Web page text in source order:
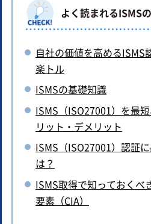
よく読まれるISMS
自社の価値を高めるISMS
楽トル
ISMSの基礎知識
ISMS（ISO27001）を最
リット・デメリット
ISMS（ISO27001）認証
は？
ISMS取得で知っておくべ
要素（CIA）